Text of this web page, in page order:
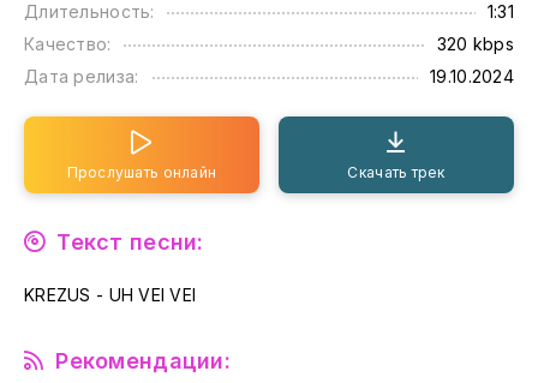
Длительность:
1:31
Качество:
320 kbps
Дата релиза:
19.10.2024
Прослушать онлайн Скачать трек
Текст песни:
KREZUS - UH VEI VEI
Рекомендации: